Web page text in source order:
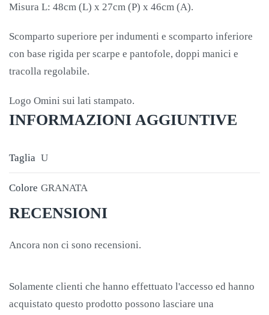
Misura L: 48cm (L) x 27cm (P) x 46cm (A).
Scomparto superiore per indumenti e scomparto inferiore
con base rigida per scarpe e pantofole, doppi manici e
tracolla regolabile.
Logo Omini sui lati stampato.
INFORMAZIONI AGGIUNTIVE
Taglia U
Colore GRANATA
RECENSIONI
Ancora non ci sono recensioni.
Solamente clienti che hanno effettuato l'accesso ed hanno
acquistato questo prodotto possono lasciare una